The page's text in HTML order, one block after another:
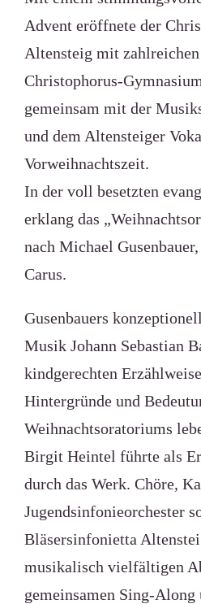
Advent eröffnete der
Altensteig mit zahlreichen
Christophorus-
gemeinsam mit der
und dem Altensteiger
Vorweihnachtszeit.
In der voll besetzten
erklang das
nach Michael
Carus.
Gusenbauers
Musik Johann Sebastian
kindgerechten
Hintergründe und
Weihnachtsoratoriums
Birgit Heintel führte als
durch das Werk. Chöre,
Jugendsinfonieorchester
Bläsersinfonietta
musikalisch vielfältigen
gemeinsamen Sing-